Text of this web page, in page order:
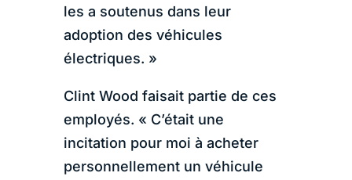
les a soutenus dans leur
adoption des véhicules
électriques. »
Clint Wood faisait partie de ces
employés. « C’était une
incitation pour moi à acheter
personnellement un véhicule